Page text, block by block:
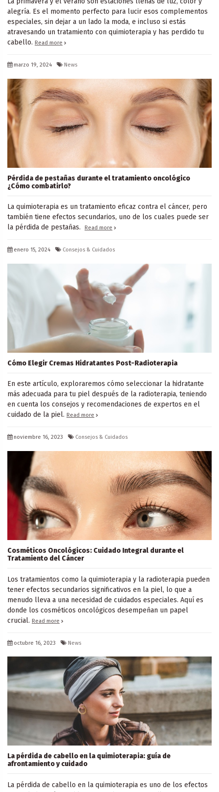
alegría. Es el momento perfecto para lucir esos complementos
especiales, sin dejar a un lado la moda, e incluso si estás
atravesando un tratamiento con quimioterapia y has perdido tu
cabello. Read more
marzo 19, 2024 News
Pérdida de pestañas durante el tratamiento oncológico
¿Cómo combatirlo?
La quimioterapia es un tratamiento eficaz contra el cáncer, pero
también tiene efectos secundarios, uno de los cuales puede ser
la pérdida de pestañas.
Read more
enero 15, 2024 Consejos & Cuidados
Cómo Elegir Cremas Hidratantes Post-Radioterapia
En este artículo, exploraremos cómo seleccionar la hidratante
más adecuada para tu piel después de la radioterapia, teniendo
en cuenta los consejos y recomendaciones de expertos en el
cuidado de la piel. Read more
noviembre 16, 2023 Consejos & Cuidados
Cosméticos Oncológicos: Cuidado Integral durante el
Tratamiento del Cáncer
Los tratamientos como la quimioterapia y la radioterapia pueden
tener efectos secundarios significativos en la piel, lo que a
menudo lleva a una necesidad de cuidados especiales. Aquí es
donde los cosméticos oncológicos desempeñan un papel
crucial. Read more
octubre 16, 2023 News
La pérdida de cabello en la quimioterapia: guía de
afrontamiento y cuidado
La pérdida de cabello en la quimioterapia es uno de los efectos